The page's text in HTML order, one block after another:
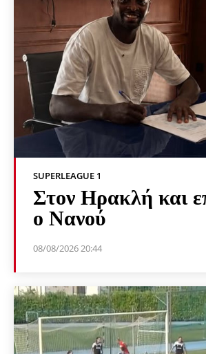
SUPERLEAGUE 1
Στον Ηρακλή και
ο Νανού
08/08/2026 20:44